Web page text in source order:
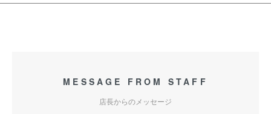
MESSAGE FROM STAFF
店長からのメッセージ